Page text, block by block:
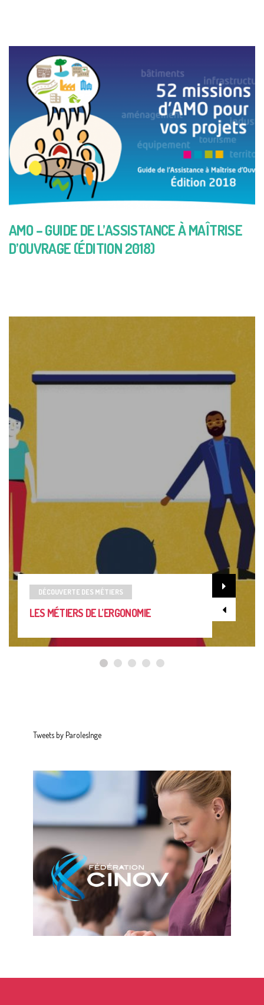
AMO – GUIDE DE L’ASSISTANCE À MAÎTRISE
D’OUVRAGE (ÉDITION 2018)
DÉCOUVERTE DES MÉTIERS
LES MÉTIERS DE L’ERGONOMIE
Tweets by ParolesInge